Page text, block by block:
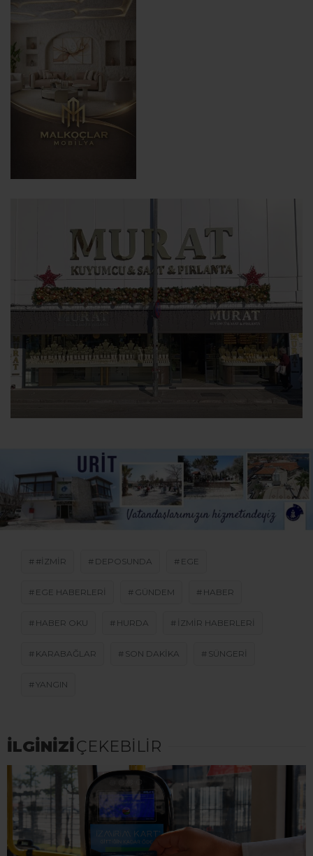
#IZMIR DEPOSUNDA EGE
EGE HABERLERI GÜNDEM HABER
HABER OKU HURDA IZMIR HABERLERI
KARABAĞLAR SON DAKİKA SÜNGERI
YANGIN
İLGİNİZİÇEKEBİLİR